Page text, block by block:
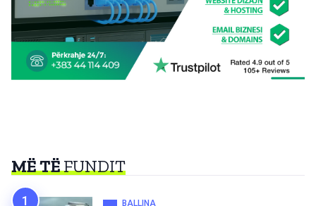
MË TËFUNDIT
BALLINA